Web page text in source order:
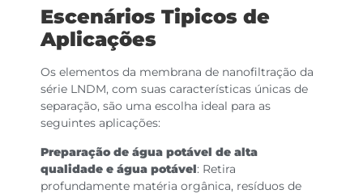
Escenários Tipicos de
Aplicações
Os elementos da membrana de nanofiltração da
série LNDM, com suas características únicas de
separação, são uma escolha ideal para as
seguintes aplicações:
Preparação de água potável de alta
qualidade e água potável: Retira
profundamente matéria orgânica, resíduos de